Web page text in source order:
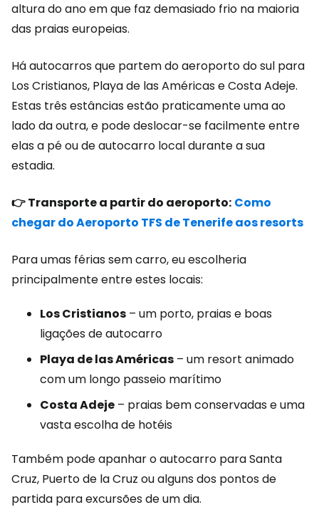
altura do ano em que faz demasiado frio na maioria
das praias europeias.
Há autocarros que partem do aeroporto do sul para
Los Cristianos, Playa de las Américas e Costa Adeje.
Estas três estâncias estão praticamente uma ao
lado da outra, e pode deslocar-se facilmente entre
elas a pé ou de autocarro local durante a sua
estadia.
👉 Transporte a partir do aeroporto: Como
chegar do Aeroporto TFS de Tenerife aos resorts
Para umas férias sem carro, eu escolheria
principalmente entre estes locais:
Los Cristianos – um porto, praias e boas
ligações de autocarro
Playa de las Américas – um resort animado
com um longo passeio marítimo
Costa Adeje – praias bem conservadas e uma
vasta escolha de hotéis
Também pode apanhar o autocarro para Santa
Cruz, Puerto de la Cruz ou alguns dos pontos de
partida para excursões de um dia.